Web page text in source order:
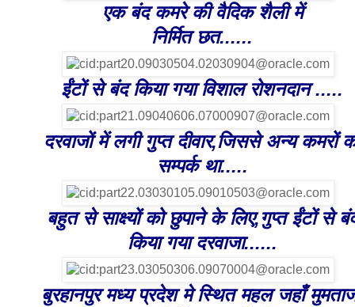
एक बंद कमरे की वैदिक शैली में
निर्मित छत......
ईंटों से बंद किया गया विशाल रोशनदान .....
दरवाजों में लगी गुप्त दीवार,जिससे अन्य कमरों
सम्पर्क था.....
बहुत से साक्ष्यों को छुपाने के लिए,गुप्त ईंटों से
किया गया दरवाजा......
बुरहानपुर मध्य प्रदेश मे स्थित महल जहाँ